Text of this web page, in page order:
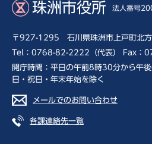
珠洲市役所 法人番号
〒927-1295 石川県珠洲市上戸町北
Tel：0768-82-2222（代表） Fax：
開庁時間：平日の午前8時30分から午
日・祝日・年末年始を除く
メールでのお問い合わせ
各課連絡先一覧